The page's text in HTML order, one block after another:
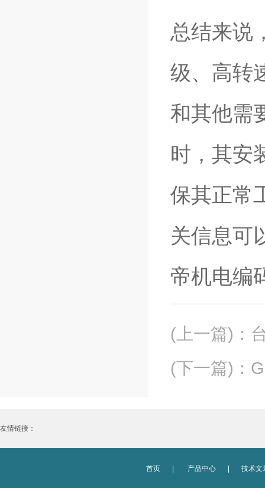
总结来说
级、高转
和其他需
时，其安
保其正常
关信息可
帝机电编
(上一篇) ：
(下一篇) ：
友情链接：
首页 产品中心 技术文